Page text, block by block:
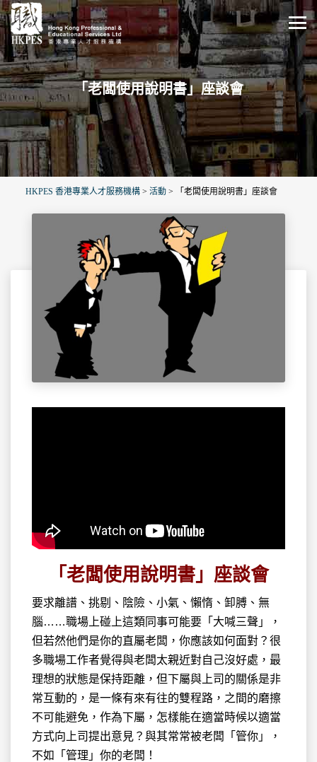
「老闆使用說明書」座談會
HKPES 香港專業人才服務機構 > 活動 > 「老闆使用說明書」座談會
「老闆使用說明書」座談會
要求離譜、挑剔、陰險、小氣、懶惰、卸膊、無
腦……職場上碰上這類同事可能要「大喊三聲」，
但若然他們是你的直屬老闆，你應該如何面對？很
多職場工作者覺得與老闆太親近對自己沒好處，最
理想的狀態是保持距離，但下屬與上司的關係是非
常互動的，是一條有來有往的雙程路，之間的磨擦
不可能避免，作為下屬，怎樣能在適當時候以適當
方式向上司提出意見？與其常常被老闆「管你」，
不如「管理」你的老闆！